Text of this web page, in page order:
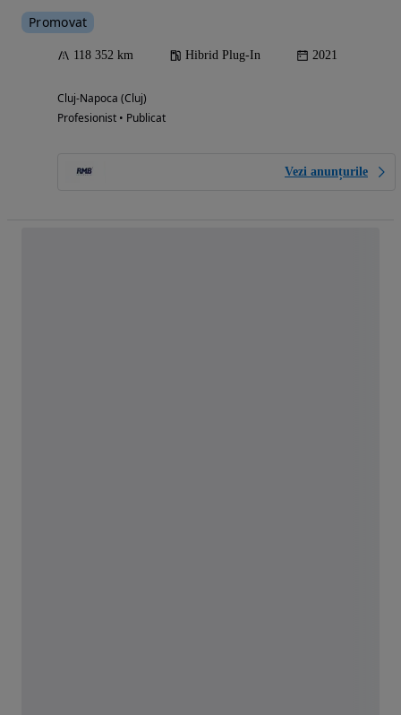
Promovat
118 352 km Hibrid Plug-In 2021
Cluj-Napoca (Cluj)
Profesionist • Publicat
Vezi anunțurile